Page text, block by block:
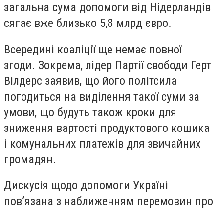
загальна сума допомоги від Нідерландів
сягає вже близько 5,8 млрд євро.
Всередині коаліції ще немає повної
згоди. Зокрема, лідер Партії свободи Герт
Вілдерс заявив, що його політсила
погодиться на виділення такої суми за
умови, що будуть також кроки для
зниження вартості продуктового кошика
і комунальних платежів для звичайних
громадян.
Дискусія щодо допомоги Україні
пов’язана з наближенням перемовин про